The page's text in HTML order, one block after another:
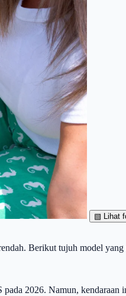
▧ Lihat
Berikut tujuh model
2026. Namun,